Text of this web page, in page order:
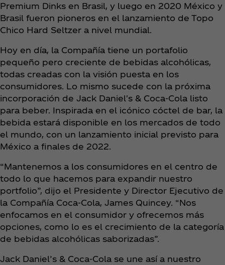
Premium Dinks en Brasil, y luego en 2020 México y
Brasil fueron pioneros en el lanzamiento de Topo
Chico Hard Seltzer a nivel mundial.
Hoy en día, la Compañía tiene un portafolio
pequeño pero creciente de bebidas alcohólicas,
todas creadas con la visión puesta en los
consumidores. Lo mismo sucede con la próxima
incorporación de Jack Daniel's & Coca‑Cola listo
para beber. Inspirada en el icónico cóctel de bar, la
bebida estará disponible en los mercados de todo
el mundo, con un lanzamiento inicial previsto para
México a finales de 2022.
“Mantenemos a los consumidores en el centro de
todo lo que hacemos para expandir nuestro
portfolio”, dijo el Presidente y Director Ejecutivo de
la Compañía Coca‑Cola, James Quincey. “Nos
enfocamos en el consumidor y ofrecemos más
opciones, como lo es el crecimiento de la categoría
de bebidas alcohólicas saborizadas”.
Jack Daniel’s & Coca‑Cola se une así a nuestro